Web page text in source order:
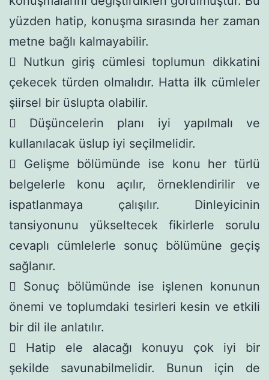
yüzden hatip, konuşma sırasında her zaman
metne bağlı kalmayabilir.
 Nutkun giriş cümlesi toplumun dikkatini
çekecek türden olmalıdır. Hatta ilk cümleler
şiirsel bir üslupta olabilir.
 Düşüncelerin planı iyi yapılmalı ve
kullanılacak üslup iyi seçilmelidir.
 Gelişme bölümünde ise konu her türlü
belgelerle konu açılır, örneklendirilir ve
ispatlanmaya çalışılır. Dinleyicinin
tansiyonunu yükseltecek fikirlerle sorulu
cevaplı cümlelerle sonuç bölümüne geçiş
sağlanır.
 Sonuç bölümünde ise işlenen konunun
önemi ve toplumdaki tesirleri kesin ve etkili
bir dil ile anlatılır.
 Hatip ele alacağı konuyu çok iyi bir
şekilde savunabilmelidir. Bunun için de